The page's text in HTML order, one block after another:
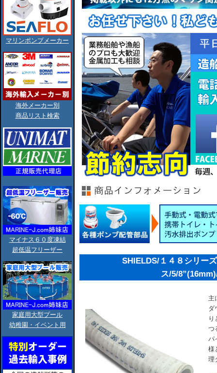
マリンポンプメーカー
海外メーカー別
商品リスト検索
マイナス６０度凍結
超低温フリーザー
家庭用大型プール
幼稚園・イベント用
SHIELDS/１４８シリー
ス/5/
主
ダ
り
つ
パ
様
理